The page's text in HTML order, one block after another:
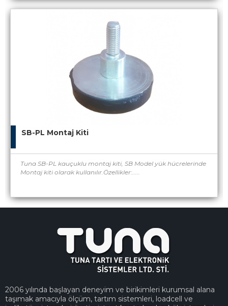
SB-PL Montaj Kiti
Tuna SB-PL kauçuklu montaj kiti, SB Model yük hücrelerinde
Montaj kiti olarak kullanılır.Özellikler:.....
2006 yılında başlayan deneyim ve birikimleri kurumsal alana
taşımak amacıyla ölçüm, tartım sistemleri, loadcell ve